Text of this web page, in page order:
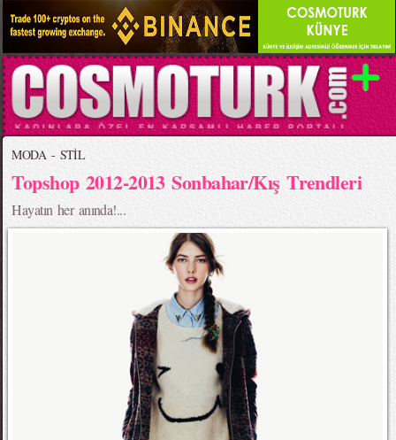
MODA - STİL
Topshop 2012-2013 Sonbahar/Kış Trendleri
Hayatın her anında!...